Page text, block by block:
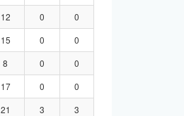
12 0
0
15 0
0
8 0
0
17 0
0
21 3
3